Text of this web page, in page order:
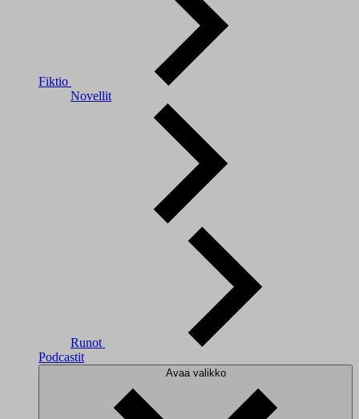
Fiktio
Novellit
Runot
Podcastit
Avaa valikko